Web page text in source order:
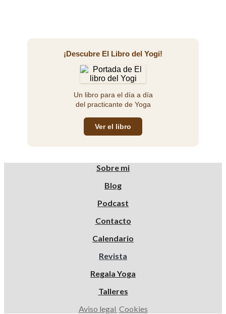
¡Descubre El Libro del Yogi!
Un libro para el día a día
del practicante de Yoga
Ver el libro
Sobre mi
Blog
Podcast
Contacto
Calendario
Revista
Regala Yoga
Talleres
Aviso legal Cookies